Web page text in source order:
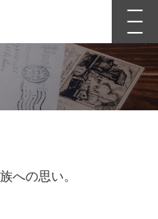
への思い。